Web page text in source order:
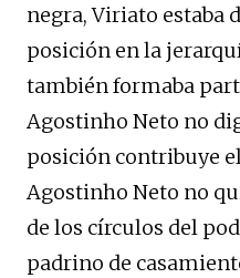
negra, Viriato estaba
posición en la
también formaba
Agostinho Neto no
posición contribuye
Agostinho Neto no
de los círculos del
padrino de